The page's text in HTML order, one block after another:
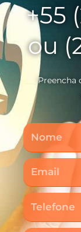
+55
ou
Preencha
Nome
Email
Telefone